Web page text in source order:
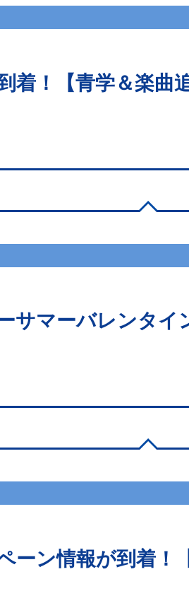
着！【青学＆楽曲
サマーバレンタイ
ーン情報が到着！